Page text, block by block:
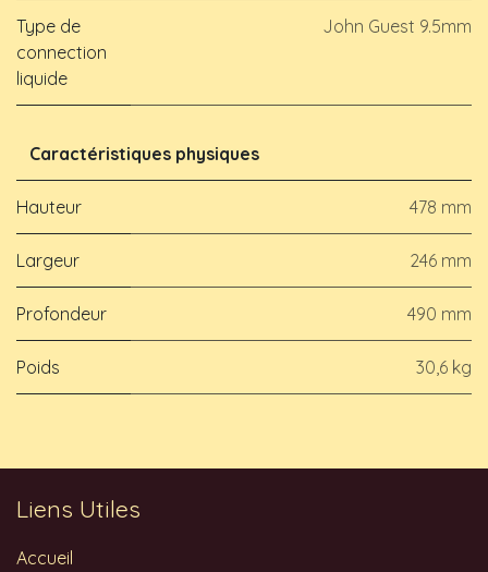
Type de
connection
liquide
John Guest 9.5mm
Caractéristiques physiques
Hauteur 478 mm
Largeur 246 mm
Profondeur 490 mm
Poids 30,6 kg
Liens Utiles
Accueil